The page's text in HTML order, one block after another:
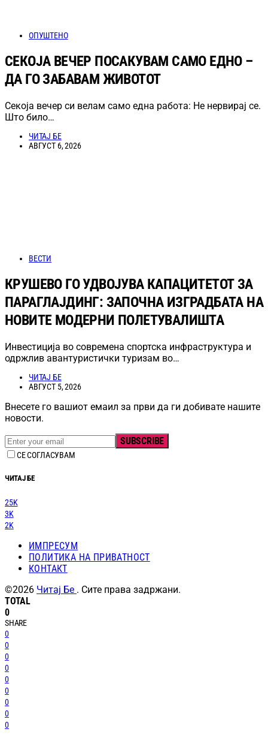
ОПУШТЕНО
СЕКОЈА ВЕЧЕР ПОСАКУВАМ САМО ЕДНО –
ДА ГО ЗАБАВАМ ЖИВОТОТ
Секоја вечер си велам само една работа: Не нервирај се.
Што било…
ЧИТАЈ БЕ
АВГУСТ 6, 2026
ВЕСТИ
КРУШЕВО ГО УДВОЈУВА КАПАЦИТЕТОТ ЗА
ПАРАГЛАЈДИНГ: ЗАПОЧНА ИЗГРАДБАТА НА
НОВИТЕ МОДЕРНИ ПОЛЕТУВАЛИШТА
Инвестиција во современа спортска инфраструктура и
одржлив авантуристички туризам во…
ЧИТАЈ БЕ
АВГУСТ 5, 2026
Внесете го вашиот емаил за први да ги добивате нашите
новости.
SUBSCRIBE
СЕ СОГЛАСУВАМ
ЧИТАЈ БЕ
25K
3K
2K
ИМПРЕСУМ
ПОЛИТИКА НА ПРИВАТНОСТ
КОНТАКТ
©2026 Читај Бе . Сите права задржани.
TOTAL
0
SHARE
0
0
0
0
0
0
0
0
0